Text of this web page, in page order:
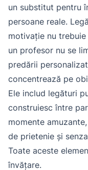
un substitut pentru
persoane reale.
motivație nu
un profesor nu se
predării
concentrează pe
Ele includ legături
construiesc între
momente
de prietenie și
Toate aceste
învățare.